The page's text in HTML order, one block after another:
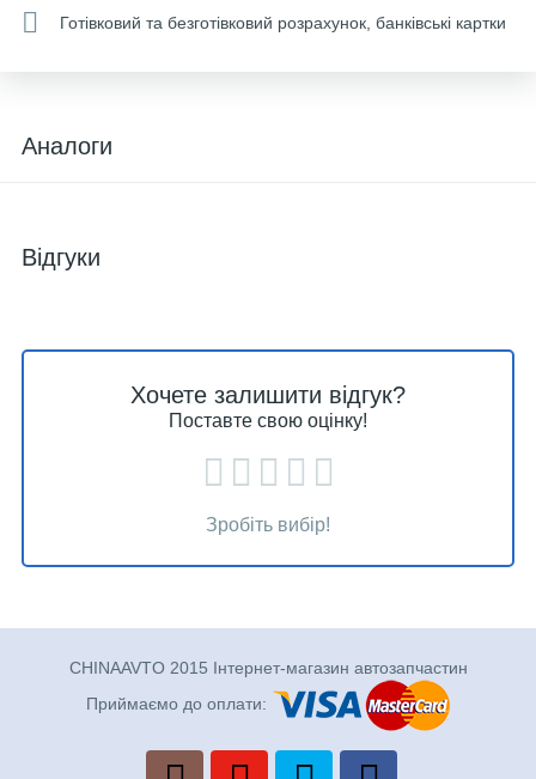
Готівковий та безготівковий розрахунок, банківські картки
Аналоги
Відгуки
Хочете залишити відгук?
Поставте свою оцінку!
Зробіть вибір!
CHINAAVTO 2015 Інтернет-магазин автозапчастин
Приймаємо до оплати: